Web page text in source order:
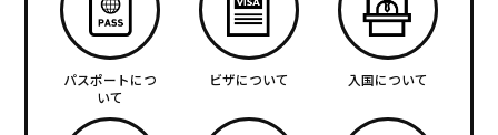
パスポートにつ
いて
ビザについて 入国について